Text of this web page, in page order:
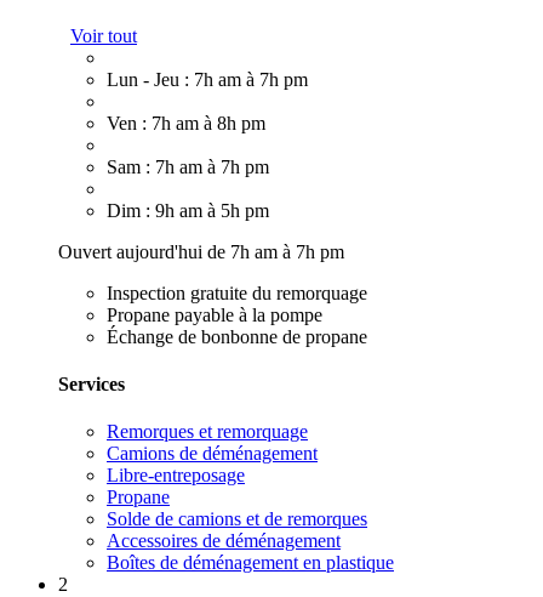
Voir tout
Lun - Jeu : 7h am à 7h pm
Ven : 7h am à 8h pm
Sam : 7h am à 7h pm
Dim : 9h am à 5h pm
Ouvert aujourd'hui de 7h am à 7h pm
Inspection gratuite du remorquage
Propane payable à la pompe
Échange de bonbonne de propane
Services
Remorques et remorquage
Camions de déménagement
Libre-entreposage
Propane
Solde de camions et de remorques
Accessoires de déménagement
Boîtes de déménagement en plastique
2